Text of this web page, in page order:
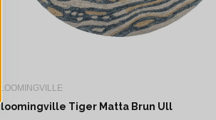
Tiger Matta Brun Ull